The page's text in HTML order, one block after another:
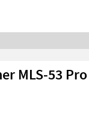
MLS-53 Pro